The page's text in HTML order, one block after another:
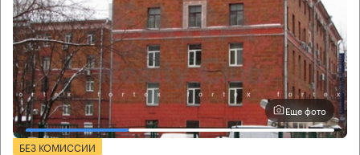
Еще фото
БЕЗ КОМИССИИ